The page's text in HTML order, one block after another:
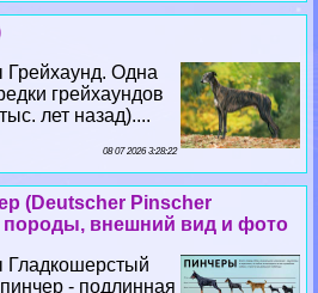
Одна
грейхаундов
лет назад)....
08 07 2026 3:28:22
(Deutscher Pinscher
породы, внешний вид и фото
Гладкошерстый
- подлинная